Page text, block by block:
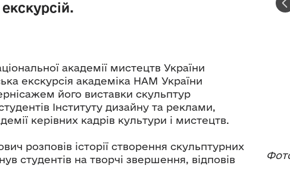
академії мистецтв України
екскурсія академіка НАМ України
його виставки скульптур
Інституту дизайну та реклами,
керівних кадрів культури і мистецтв.
розповів історії створення скульптурних
студентів на творчі звершення, відповів